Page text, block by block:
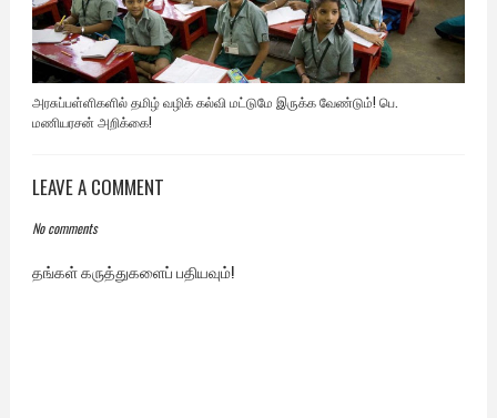
அரசுப்பள்ளிகளில் தமிழ் வழிக் கல்வி மட்டுமே இருக்க வேண்டும்! பெ.
மணியரசன் அறிக்கை!
LEAVE A COMMENT
No comments
தங்கள் கருத்துகளைப் பதியவும்!